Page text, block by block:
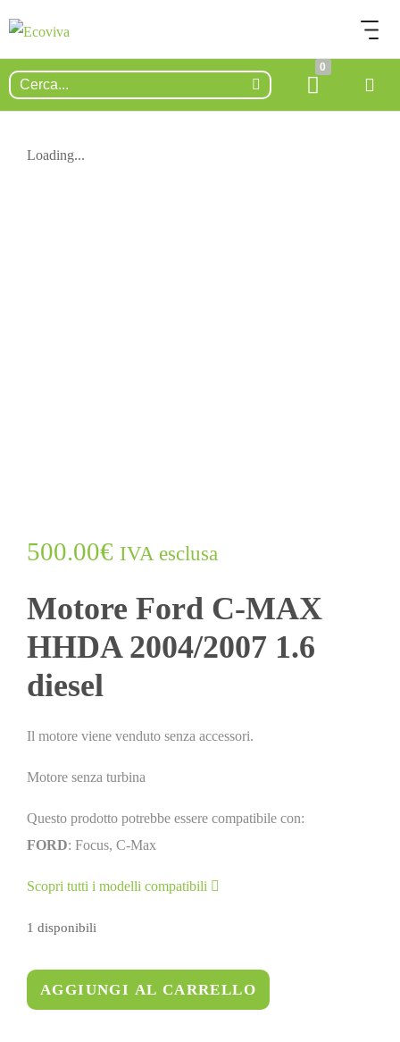
0
Loading...
500.00€ IVA esclusa
Motore Ford C-MAX
HHDA 2004/2007 1.6
diesel
Il motore viene venduto senza accessori.
Motore senza turbina
Questo prodotto potrebbe essere compatibile con:
FORD: Focus, C-Max
Scopri tutti i modelli compatibili
1 disponibili
AGGIUNGI AL CARRELLO